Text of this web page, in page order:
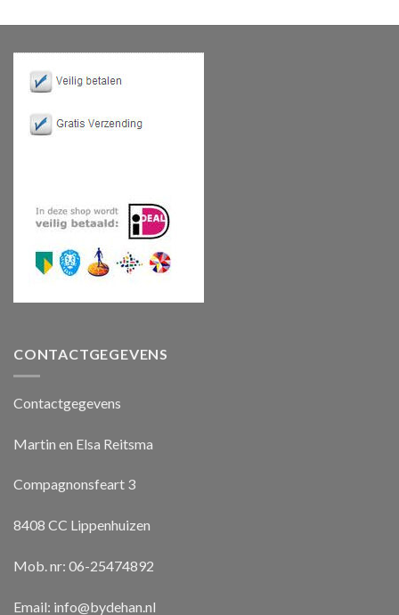
CONTACTGEGEVENS
Contactgegevens
Martin en Elsa Reitsma
Compagnonsfeart 3
8408 CC Lippenhuizen
Mob. nr: 06-25474892
Email: info@bydehan.nl